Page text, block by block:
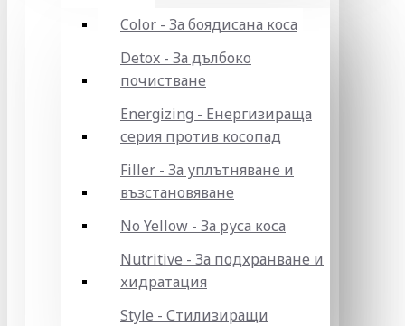
Color - За боядисана коса
Detox - За дълбоко
почистване
Energizing - Енергизираща
серия против косопад
Filler - За уплътняване и
възстановяване
No Yellow - За руса коса
Nutritive - За подхранване и
хидратация
Style - Стилизиращи